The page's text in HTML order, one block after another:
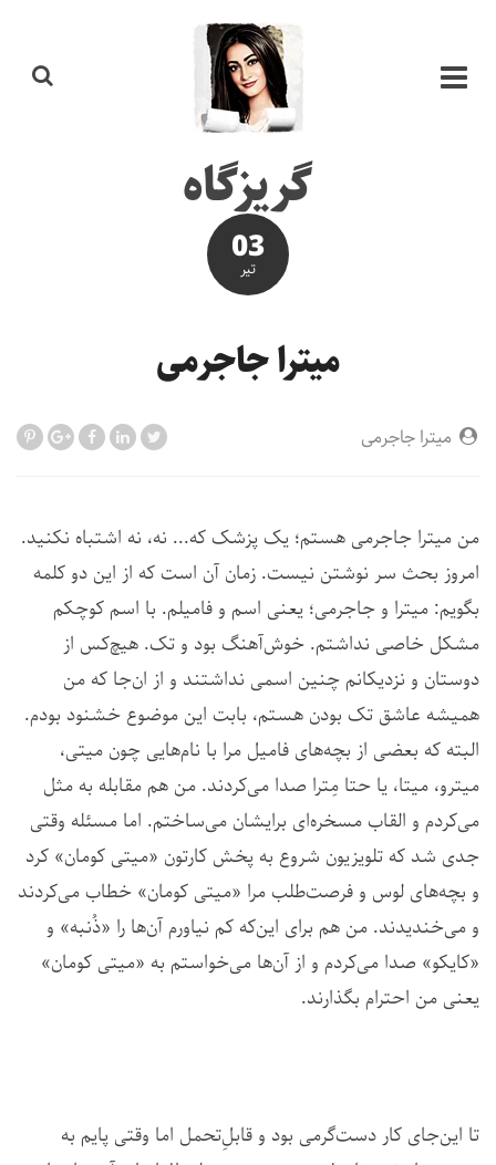
گریزگاه
03
تير
میترا جاجرمی
میترا جاجرمی
من میترا جاجرمی هستم؛ یک پزشک که... نه، نه اشتباه نکنید.
امروز بحث سر نوشتن نیست. زمان آن است که از این دو کلمه
بگویم: میترا و جاجرمی؛ یعنی اسم و فامیلم. با اسم کوچکم
مشکل خاصی نداشتم. خوش‌آهنگ بود و تک. هیچ‌کس از
دوستان و نزدیکانم چنین اسمی نداشتند و از ان‌جا که من
همیشه عاشق تک بودن هستم، بابت این موضوع خشنود بودم.
البته که بعضی از بچه‌های فامیل مرا با نام‌هایی چون میتی،
میترو، میتا، یا حتا مِترا صدا می‌کردند. من هم مقابله به مثل
می‌کردم و القاب مسخره‌ای برایشان می‌ساختم. اما مسئله وقتی
جدی شد که تلویزیون شروع به پخش کارتون «میتی کومان» کرد
و بچه‌های لوس و فرصت‌طلب مرا «میتی کومان» خطاب می‌کردند
و می‌خندیدند. من هم برای این‌که کم نیاورم آن‌ها را «ذُنبه» و
«کایکو» صدا می‌کردم و از آن‌‌ها می‌خواستم به «میتی کومان»
یعنی من احترام بگذارند.
تا این‌جای کار دست‌گرمی بود و قابلِ‌تحمل اما وقتی پایم به